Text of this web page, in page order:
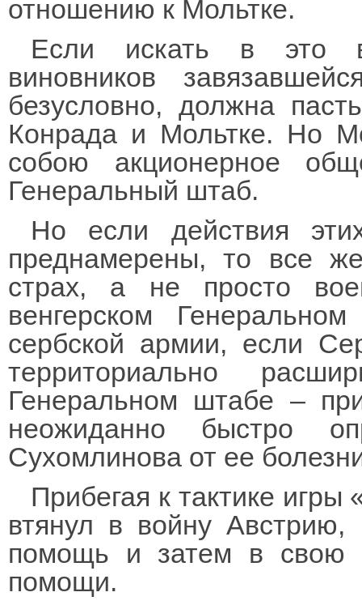
отношению к Мольтке.
Если искать в это
виновников
безусловно, должна
Конрада и Мольтке. Но
собою акционерное
Генеральный штаб.
Но если действия
преднамерены, то все
страх, а не просто
венгерском
сербской армии, если
территориально
Генеральном штабе –
неожиданно быстро
Сухомлинова от ее
Прибегая к тактике игры
втянул в войну
помощь и затем в свою
помощи.